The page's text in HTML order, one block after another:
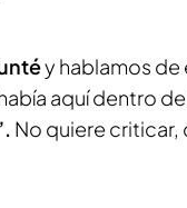
y hablamos de
aquí dentro
No quiere criticar,